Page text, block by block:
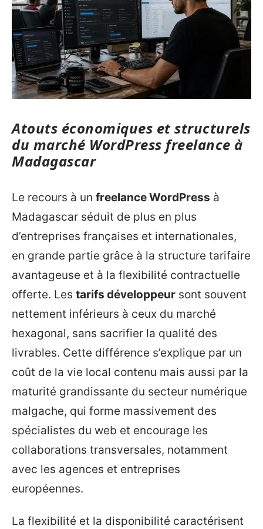
Atouts économiques et structurels
du marché WordPress freelance à
Madagascar
Le recours à un freelance WordPress à
Madagascar séduit de plus en plus
d’entreprises françaises et internationales,
en grande partie grâce à la structure tarifaire
avantageuse et à la flexibilité contractuelle
offerte. Les tarifs développeur sont souvent
nettement inférieurs à ceux du marché
hexagonal, sans sacrifier la qualité des
livrables. Cette différence s’explique par un
coût de la vie local contenu mais aussi par la
maturité grandissante du secteur numérique
malgache, qui forme massivement des
spécialistes du web et encourage les
collaborations transversales, notamment
avec les agences et entreprises
européennes.
La flexibilité et la disponibilité caractérisent